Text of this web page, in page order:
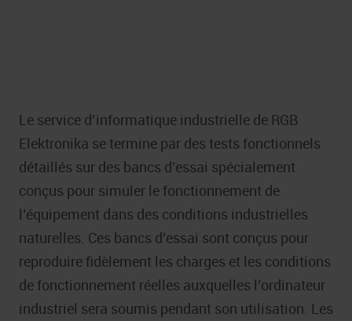
Le service d’informatique industrielle de RGB
Elektronika se termine par des tests fonctionnels
détaillés sur des bancs d’essai spécialement
conçus pour simuler le fonctionnement de
l’équipement dans des conditions industrielles
naturelles. Ces bancs d’essai sont conçus pour
reproduire fidèlement les charges et les conditions
de fonctionnement réelles auxquelles l’ordinateur
industriel sera soumis pendant son utilisation. Les